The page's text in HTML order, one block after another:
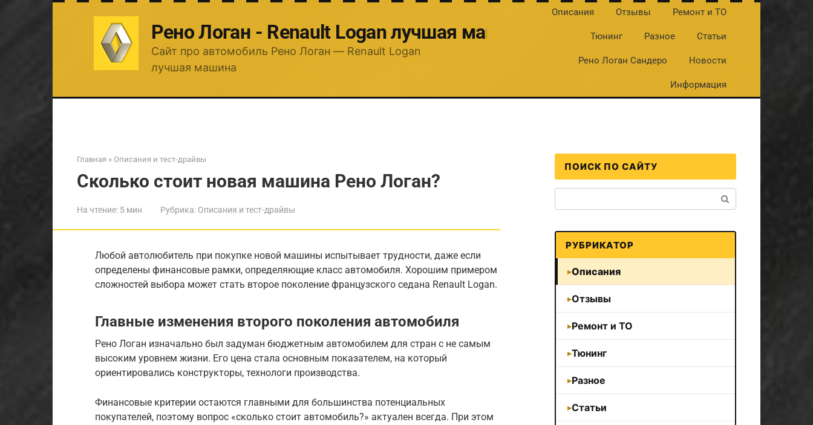
Рено Логан - Renault Logan лучшая машина
Сайт про автомобиль Рено Логан — Renault Logan
лучшая машина
Описания Отзывы Ремонт и ТО
Тюнинг Разное Статьи
Рено Логан Сандеро Новости
Информация
Главная » Описания и тест-драйвы
Сколько стоит новая машина Рено Логан?
На чтение: 5 мин Рубрика: Описания и тест-драйвы
Любой автолюбитель при покупке новой машины испытывает трудности, даже если
определены финансовые рамки, определяющие класс автомобиля. Хорошим примером
сложностей выбора может стать второе поколение французского седана Renault Logan.
Главные изменения второго поколения автомобиля
Рено Логан изначально был задуман бюджетным автомобилем для стран с не самым
высоким уровнем жизни. Его цена стала основным показателем, на который
ориентировались конструкторы, технологи производства.
Финансовые критерии остаются главными для большинства потенциальных
покупателей, поэтому вопрос «сколько стоит автомобиль?» актуален всегда. При этом
ПОИСК ПО САЙТУ
РУБРИКАТОР
Описания
Отзывы
Ремонт и ТО
Тюнинг
Разное
Статьи